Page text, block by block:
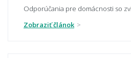
Aký typ koberca je
Odporúčania pre domácnosti so
Zobraziť článok